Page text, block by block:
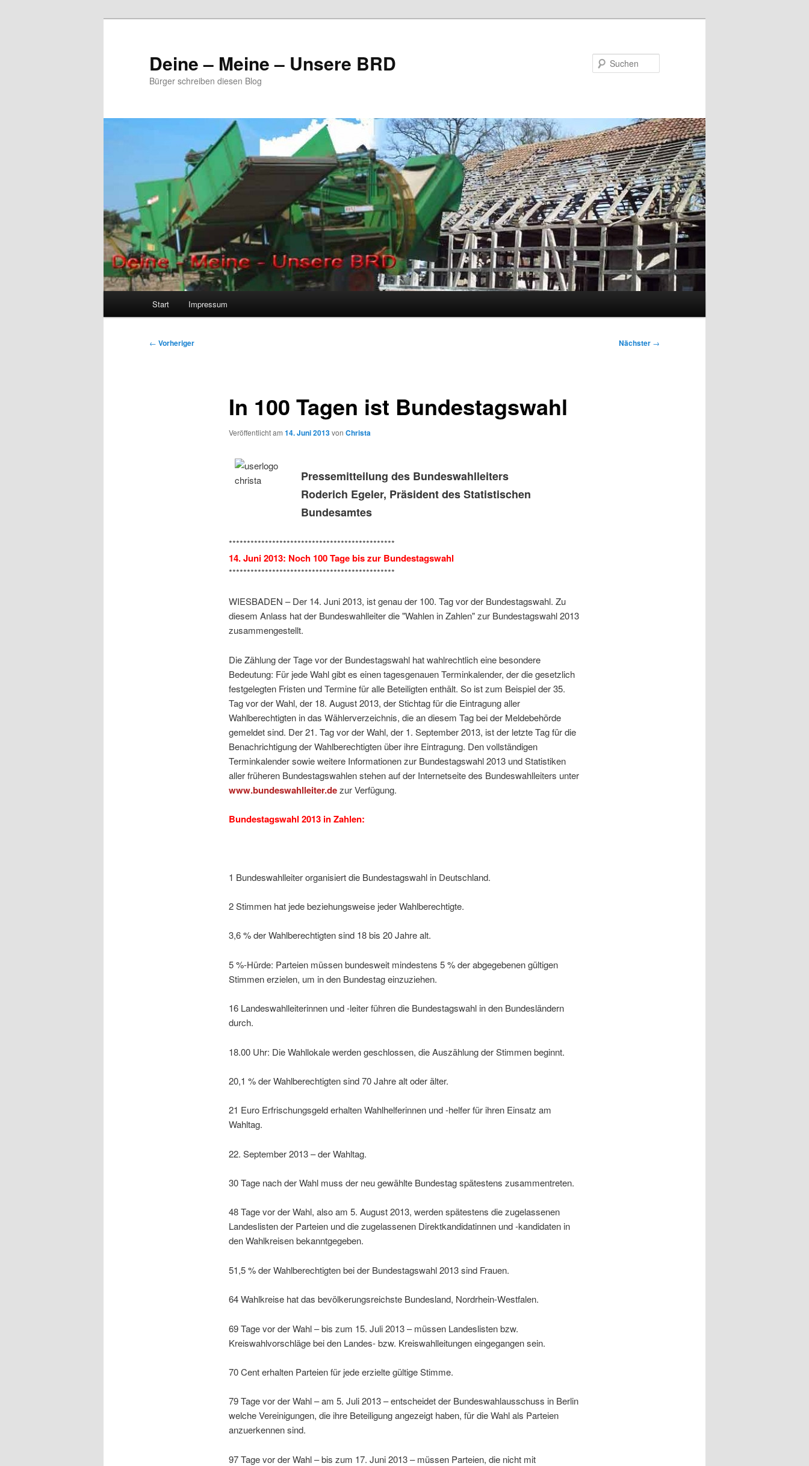
Deine – Meine – Unsere BRD
Bürger schreiben diesen Blog
Start Impressum
Beitragsnavigation
← Vorheriger Nächster →
In 100 Tagen ist Bundestagswahl
Veröffentlicht am 14. Juni 2013von Christa
Pressemitteilung des Bundeswahlleiters
Roderich Egeler, Präsident des Statistischen
Bundesamtes
**********************************************
14. Juni 2013: Noch 100 Tage bis zur Bundestagswahl
**********************************************
WIESBADEN – Der 14. Juni 2013, ist genau der 100. Tag vor der Bundestagswahl. Zu
diesem Anlass hat der Bundeswahlleiter die "Wahlen in Zahlen" zur Bundestagswahl 2013
zusammengestellt.
Die Zählung der Tage vor der Bundestagswahl hat wahlrechtlich eine besondere
Bedeutung: Für jede Wahl gibt es einen tagesgenauen Terminkalender, der die gesetzlich
festgelegten Fristen und Termine für alle Beteiligten enthält. So ist zum Beispiel der 35.
Tag vor der Wahl, der 18. August 2013, der Stichtag für die Eintragung aller
Wahlberechtigten in das Wählerverzeichnis, die an diesem Tag bei der Meldebehörde
gemeldet sind. Der 21. Tag vor der Wahl, der 1. September 2013, ist der letzte Tag für die
Benachrichtigung der Wahlberechtigten über ihre Eintragung. Den vollständigen
Terminkalender sowie weitere Informationen zur Bundestagswahl 2013 und Statistiken
aller früheren Bundestagswahlen stehen auf der Internetseite des Bundeswahlleiters unter
www.bundeswahlleiter.dezur Verfügung.
Bundestagswahl 2013 in Zahlen:
1 Bundeswahlleiter organisiert die Bundestagswahl in Deutschland.
2 Stimmen hat jede beziehungsweise jeder Wahlberechtigte.
3,6 % der Wahlberechtigten sind 18 bis 20 Jahre alt.
5 %-Hürde: Parteien müssen bundesweit mindestens 5 % der abgegebenen gültigen
Stimmen erzielen, um in den Bundestag einzuziehen.
16 Landeswahlleiterinnen und -leiter führen die Bundestagswahl in den Bundesländern
durch.
18.00 Uhr: Die Wahllokale werden geschlossen, die Auszählung der Stimmen beginnt.
20,1 % der Wahlberechtigten sind 70 Jahre alt oder älter.
21 Euro Erfrischungsgeld erhalten Wahlhelferinnen und -helfer für ihren Einsatz am
Wahltag.
22. September 2013 – der Wahltag.
30 Tage nach der Wahl muss der neu gewählte Bundestag spätestens zusammentreten.
48 Tage vor der Wahl, also am 5. August 2013, werden spätestens die zugelassenen
Landeslisten der Parteien und die zugelassenen Direktkandidatinnen und -kandidaten in
den Wahlkreisen bekanntgegeben.
51,5 % der Wahlberechtigten bei der Bundestagswahl 2013 sind Frauen.
64 Wahlkreise hat das bevölkerungsreichste Bundesland, Nordrhein-Westfalen.
69 Tage vor der Wahl – bis zum 15. Juli 2013 – müssen Landeslisten bzw.
Kreiswahlvorschläge bei den Landes- bzw. Kreiswahlleitungen eingegangen sein.
70 Cent erhalten Parteien für jede erzielte gültige Stimme.
79 Tage vor der Wahl – am 5. Juli 2013 – entscheidet der Bundeswahlausschuss in Berlin
welche Vereinigungen, die ihre Beteiligung angezeigt haben, für die Wahl als Parteien
anzuerkennen sind.
97 Tage vor der Wahl – bis zum 17. Juni 2013 – müssen Parteien, die nicht mit